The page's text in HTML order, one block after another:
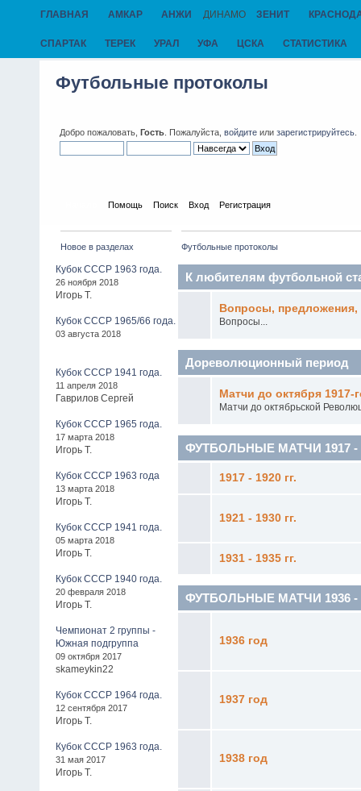
ГЛАВНАЯ АМКАР АНЖИ ДИНАМО ЗЕНИТ
СПАРТАК ТЕРЕК УРАЛ УФА ЦСКА СТАТИСТИКА
Футбольные протоколы
Добро пожаловать, Гость . Пожалуйста, войдите или зарегистрируйтесь
Помощь Поиск Вход Регистрация
Новое в разделах
Кубок СССР 1963 года.
26 ноября 2018
Игорь Т.
Кубок СССР 1965/66 года.
03 августа 2018
Кубок СССР 1941 года.
11 апреля 2018
Гаврилов Сергей
Кубок СССР 1965 года.
17 марта 2018
Игорь Т.
Кубок СССР 1963 года
13 марта 2018
Игорь Т.
Кубок СССР 1941 года.
05 марта 2018
Игорь Т.
Кубок СССР 1940 года.
20 февраля 2018
Игорь Т.
Чемпионат 2 группы -
Южная подгруппа
09 октября 2017
skameykin22
Кубок СССР 1964 года.
12 сентября 2017
Игорь Т.
Кубок СССР 1963 года.
31 мая 2017
Игорь Т.
Футбольные протоколы
К любителям футбольной
Вопросы, предложения,
Вопросы...
Дореволюционный период
Матчи до октября 1917-
Матчи до октябрьской
ФУТБОЛЬНЫЕ МАТЧИ 1917 -
1917 - 1920 гг.
1921 - 1930 гг.
1931 - 1935 гг.
ФУТБОЛЬНЫЕ МАТЧИ 1936 -
1936 год
1937 год
1938 год